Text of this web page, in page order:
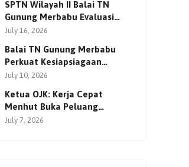
SPTN Wilayah II Balai TN
Gunung Merbabu Evaluasi
Pengelolaan Wisata
July 16, 2026
Balai TN Gunung Merbabu
Perkuat Kesiapsiagaan
Masyarakat Hadapi Karhutla
July 10, 2026
Ketua OJK: Kerja Cepat
Menhut Buka Peluang
Investasi Global lewat
July 7, 2026